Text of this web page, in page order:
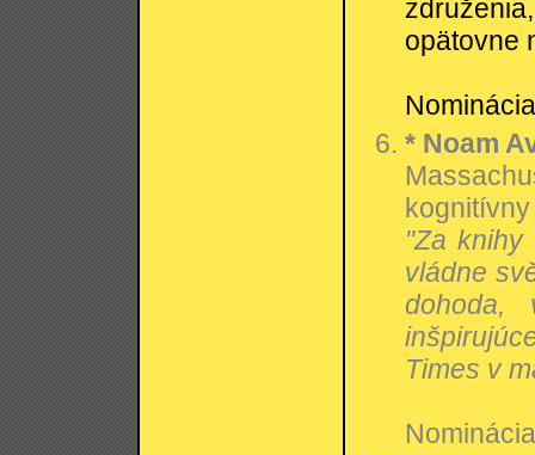
opätovne
* Noam
"Za
vládne
dohoda,
Times v